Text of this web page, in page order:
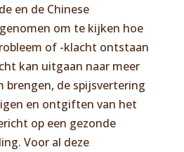
en de Chinese
om te kijken hoe
of -klacht ontstaan
kan uitgaan naar meer
brengen, de spijsvertering
en ontgiften van het
op een gezonde
Voor al deze